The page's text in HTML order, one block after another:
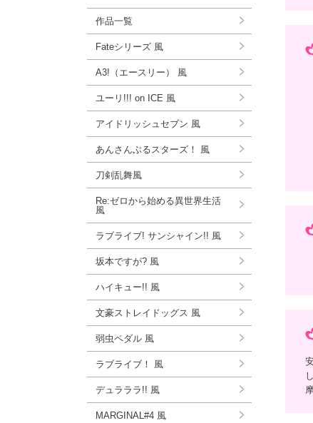
作品一覧
Fateシリーズ 風
A3!（エースリー） 風
ユーリ!!! on ICE 風
アイドリッシュセブン 風
あんさんぶるスターズ！ 風
刀剣乱舞風
Re:ゼロから始める異世界生活
風
ラブライブ! サンシャイン!! 風
坂本ですが? 風
ハイキュー!! 風
文豪ストレイドッグス 風
弱虫ペダル 風
ラブライブ！ 風
デュラララ!! 風
MARGINAL#4 風